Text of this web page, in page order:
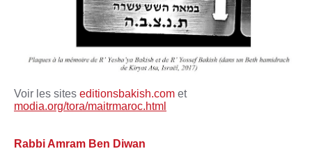
Voir les sites editionsbakish.com et
modia.org/tora/maitrmaroc.html
Rabbi Amram Ben Diwan